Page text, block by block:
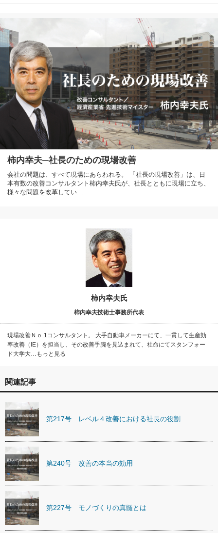
柿内幸夫─社長のための現場改善
会社の問題は、すべて現場にあらわれる。 「社長の現場改善」は、日
本有数の改善コンサルタント柿内幸夫氏が、社長とともに現場に立ち、
様々な問題を改革してい…
柿内幸夫氏
柿内幸夫技術士事務所代表
現場改善Ｎｏ.1コンサルタント。 大手自動車メーカーにて、一貫して生産効
率改善（IE）を担当し、その改善手腕を見込まれて、社命にてスタンフォー
ド大学大…もっと見る
関連記事
第217号 レベル４改善における社長の役割
第240号 改善の本当の効用
第227号 モノづくりの真髄とは